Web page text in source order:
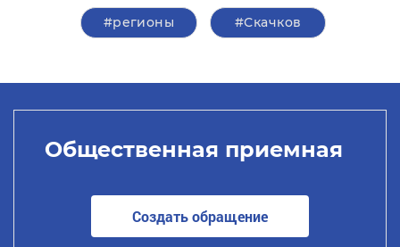
#регионы #Скачков
Общественная приемная
Создать обращение